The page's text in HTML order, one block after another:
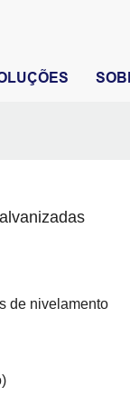
de nivelamento